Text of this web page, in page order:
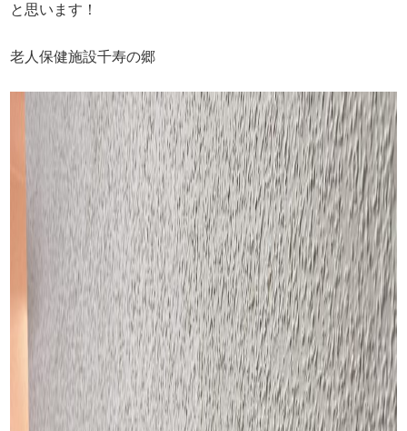
と思います！
老人保健施設千寿の郷